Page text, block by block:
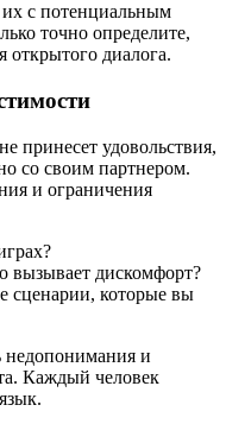
с потенциальным
точно определите,
открытого диалога.
принесет удовольствия,
со своим партнером.
и ограничения
вызывает дискомфорт?
сценарии, которые вы
недопонимания и
Каждый человек